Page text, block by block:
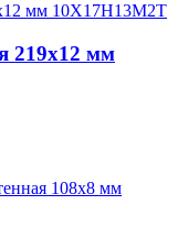
219х12 мм